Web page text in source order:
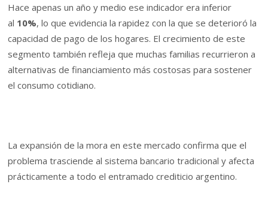
Hace apenas un año y medio ese indicador era inferior
al 10%, lo que evidencia la rapidez con la que se deterioró la
capacidad de pago de los hogares. El crecimiento de este
segmento también refleja que muchas familias recurrieron a
alternativas de financiamiento más costosas para sostener
el consumo cotidiano.
La expansión de la mora en este mercado confirma que el
problema trasciende al sistema bancario tradicional y afecta
prácticamente a todo el entramado crediticio argentino.